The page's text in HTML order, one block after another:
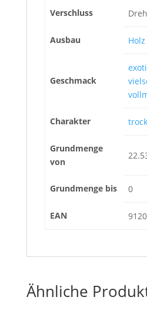
Verschluss
Ausbau Holz
Geschmack
Charakter
Grundmenge
von
Grundmenge bis 0
EAN
Ähnliche